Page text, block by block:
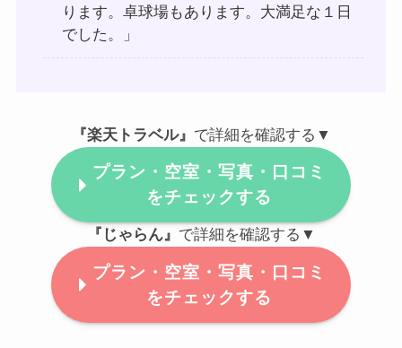
ります。卓球場もあります。大満足な１日
でした。」
『楽天トラベル』 で詳細を確認する▼
プラン・空室・写真・口コミ
をチェックする
『じゃらん』 で詳細を確認する▼
プラン・空室・写真・口コミ
をチェックする